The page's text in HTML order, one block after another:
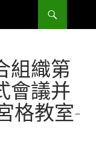
組織第
會議并
格教室-